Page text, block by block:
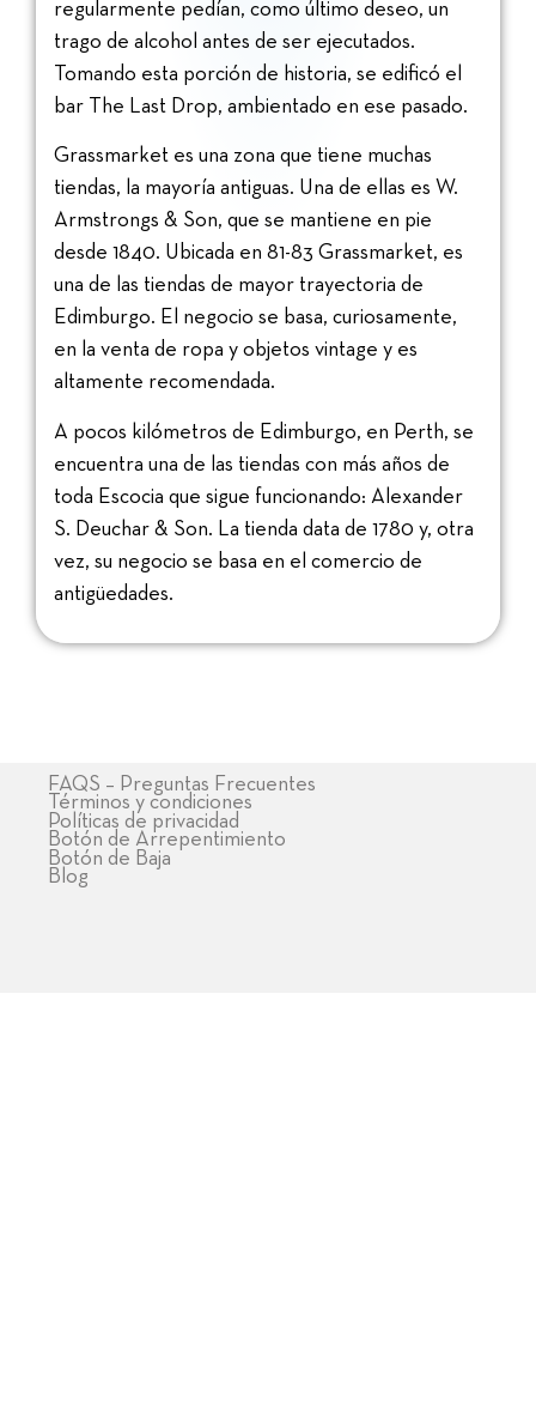
regularmente pedían, como último deseo, un
trago de alcohol antes de ser ejecutados.
Tomando esta porción de historia, se edificó el
bar The Last Drop, ambientado en ese pasado.
Grassmarket es una zona que tiene muchas
tiendas, la mayoría antiguas. Una de ellas es W.
Armstrongs & Son, que se mantiene en pie
desde 1840. Ubicada en 81-83 Grassmarket, es
una de las tiendas de mayor trayectoria de
Edimburgo. El negocio se basa, curiosamente,
en la venta de ropa y objetos vintage y es
altamente recomendada.
A pocos kilómetros de Edimburgo, en Perth, se
encuentra una de las tiendas con más años de
toda Escocia que sigue funcionando: Alexander
S. Deuchar & Son. La tienda data de 1780 y, otra
vez, su negocio se basa en el comercio de
antigüedades.
FAQS – Preguntas Frecuentes
Términos y condiciones
Políticas de privacidad
Botón de Arrepentimiento
Botón de Baja
Blog